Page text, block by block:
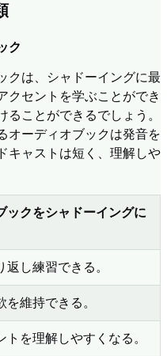
ク
クは、シャドーイングに最
クセントを学ぶことができ
ることができるでしょう。
オーディオブックは発音を
キャストは短く、理解しや
ックをシャドーイングに
し練習できる。
維持できる。
を理解しやすくなる。